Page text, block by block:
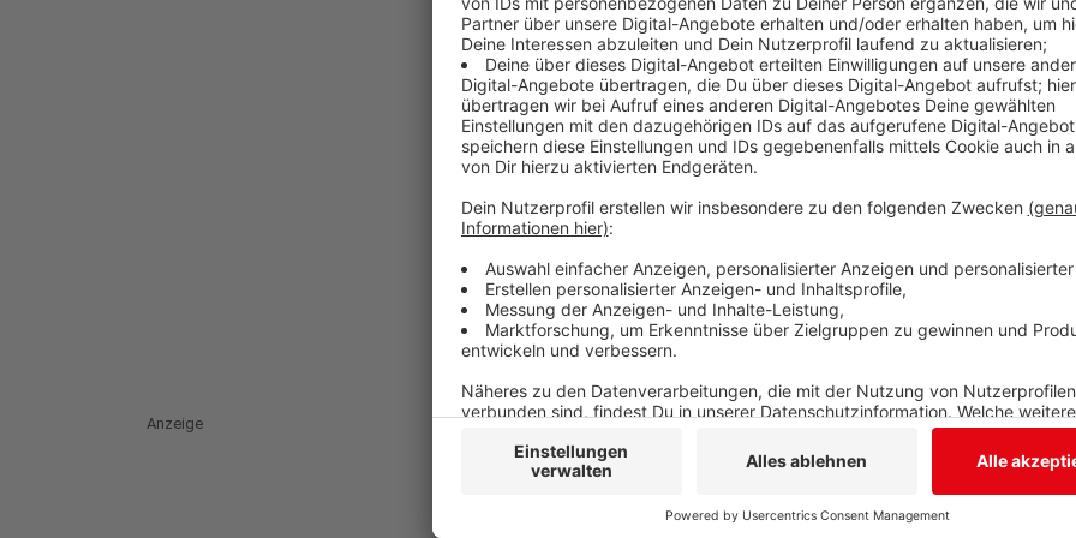
Prepper-Community in
2019
Anzeige